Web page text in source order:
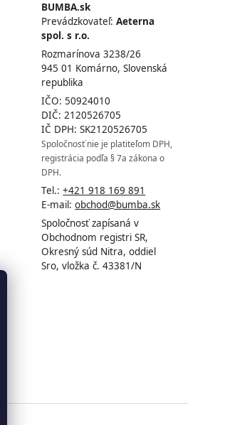
BUMBA.sk
Prevádzkovateľ:Aeterna
spol. s r.o.
Rozmarínova 3238/26
945 01 Komárno, Slovenská
republika
IČO: 50924010
DIČ: 2120526705
IČ DPH: SK2120526705
Spoločnosť nie je platiteľom DPH,
registrácia podľa § 7a zákona o
DPH.
Tel.:+421 918 169 891
E-mail:obchod@bumba.sk
Spoločnosť zapísaná v
Obchodnom registri SR,
Okresný súd Nitra, oddiel
Sro, vložka č. 43381/N